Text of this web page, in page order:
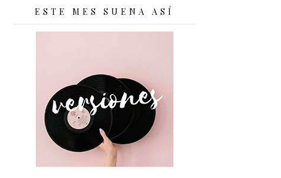
ESTE MES SUENA ASÍ